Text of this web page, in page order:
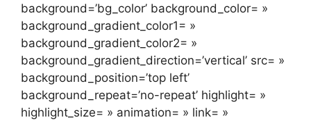
background=’bg_color’ background_color= »
background_gradient_color1= »
background_gradient_color2= »
background_gradient_direction=’vertical’ src= »
background_position=’top left’
background_repeat=’no-repeat’ highlight= »
highlight_size= » animation= » link= »